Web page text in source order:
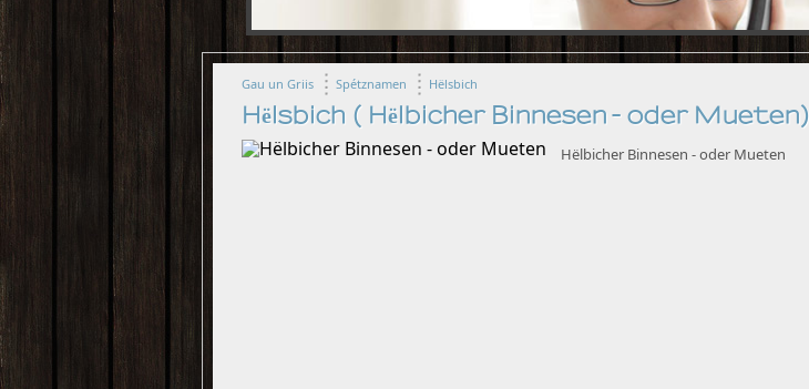
Gau un Griis Spétznamen Hëlsbich
Hëlsbich ( Hëlbicher Binnesen - oder Mueten)
Hëlbicher Binnesen - oder Mueten